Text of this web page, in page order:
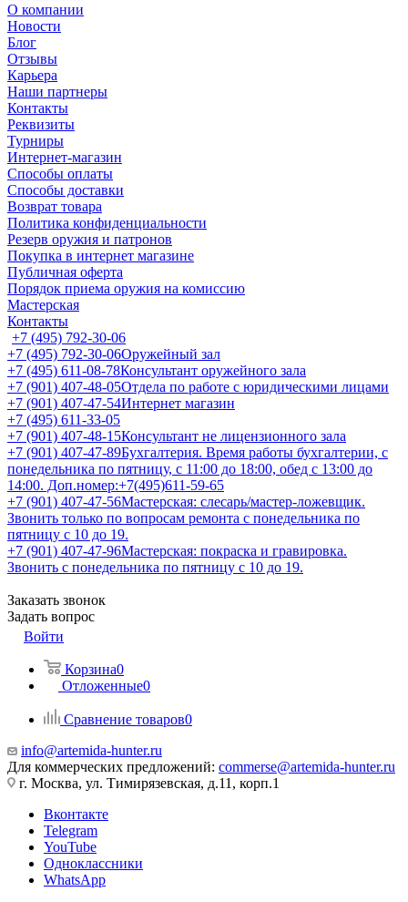
О компании
Новости
Блог
Отзывы
Карьера
Наши партнеры
Контакты
Реквизиты
Турниры
Интернет-магазин
Способы оплаты
Способы доставки
Возврат товара
Политика конфиденциальности
Резерв оружия и патронов
Покупка в интернет магазине
Публичная оферта
Порядок приема оружия на комиссию
Мастерская
Контакты
+7 (495) 792-30-06
+7 (495) 792-30-06Оружейный зал
+7 (495) 611-08-78Консультант оружейного зала
+7 (901) 407-48-05Отдела по работе с юридическими лицами
+7 (901) 407-47-54Интернет магазин
+7 (495) 611-33-05
+7 (901) 407-48-15Консультант не лицензионного зала
+7 (901) 407-47-89Бухгалтерия. Время работы бухгалтерии, с
понедельника по пятницу, с 11:00 до 18:00, обед с 13:00 до
14:00. Доп.номер:+7(495)611-59-65
+7 (901) 407-47-56Мастерская: слесарь/мастер-ложевщик.
Звонить только по вопросам ремонта с понедельника по
пятницу с 10 до 19.
+7 (901) 407-47-96Мастерская: покраска и гравировка.
Звонить с понедельника по пятницу с 10 до 19.
Заказать звонок
Задать вопрос
Войти
Корзина0
Отложенные0
Сравнение товаров0
info@artemida-hunter.ru
Для коммерческих предложений: commerse@artemida-hunter.ru
г. Москва, ул. Тимирязевская, д.11, корп.1
Вконтакте
Telegram
YouTube
Одноклассники
WhatsApp